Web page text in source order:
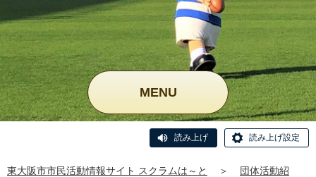
MENU
読み上げ 読み上げ設定
東大阪市市民活動情報サイト スクラムは～と ＞
団体活動紹